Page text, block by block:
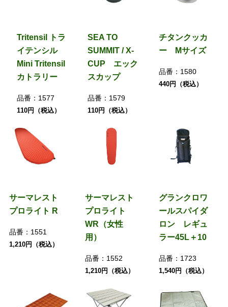
Tritensil トラ
イテンシル
Mini Tritensil
カトラリー
品番： 1577
110円（税込）
SEA TO
SUMMIT / X-
CUP エック
スカップ
品番： 1579
110円（税込）
チタンクッカ
ー Mサイズ
品番： 1580
440円（税込）
サーマレスト
プロライト R
品番： 1551
1,210円（税込）
サーマレスト
プロライト
WR（女性
用）
品番： 1552
1,210円（税込）
グランクロワ
ールスパイダ
ロン レギュ
ラー45L＋10
品番： 1723
1,540円（税込）